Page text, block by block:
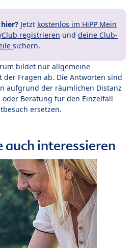
Jetzt kostenlos im HiPP Mein
registrieren und deine Club-
sichern.
bildet nur allgemeine
Fragen ab. Die Antworten sind
aufgrund der räumlichen Distanz
oder Beratung für den Einzelfall
ersetzen.
auch interessieren